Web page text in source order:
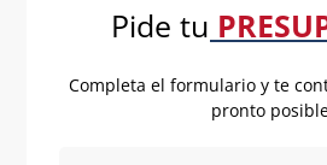
Pide tu
Completa el formulario y te
pronto